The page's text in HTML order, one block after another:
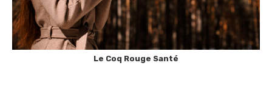
Le Coq Rouge Santé